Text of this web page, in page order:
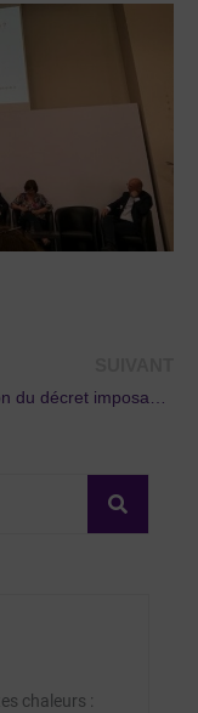
Publication du décret imposant les thermostats dans les logements
chaleurs :